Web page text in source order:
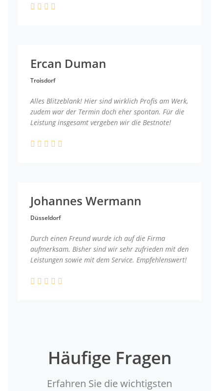
Ercan Duman
Troisdorf
Alles Blitzeblank! Hier sind wirklich Profis am Werk,
zudem war der Termin doch eher spontan. Für die
Leistung insgesamt vergeben wir die Bestnote!
Johannes Wermann
Düsseldorf
Durch einen Freund wurde ich auf die Firma
aufmerksam. Bisher sind wir sehr zufrieden mit den
Leistungen sowie mit dem Service. Empfehlenswert!
Häufige Fragen
Erfahren Sie die wichtigsten